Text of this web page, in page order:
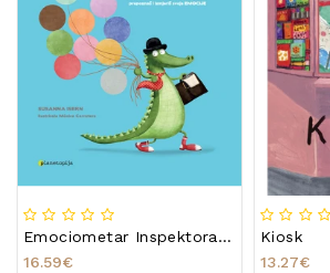
Emociometar Inspektora Kroka
16.59€
Kiosk
13.27€